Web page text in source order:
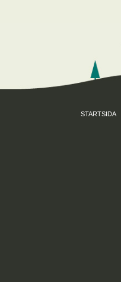
STARTSIDA